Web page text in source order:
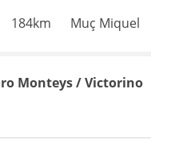
184km Muç Miquel
178km
Monteys
188km Muç Miquel
Monteys / Victorino